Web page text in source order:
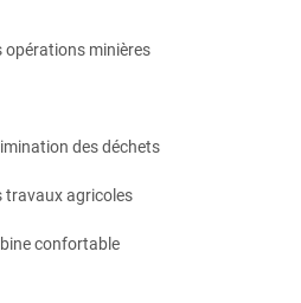
opérations minières
des déchets
travaux agricoles
confortable